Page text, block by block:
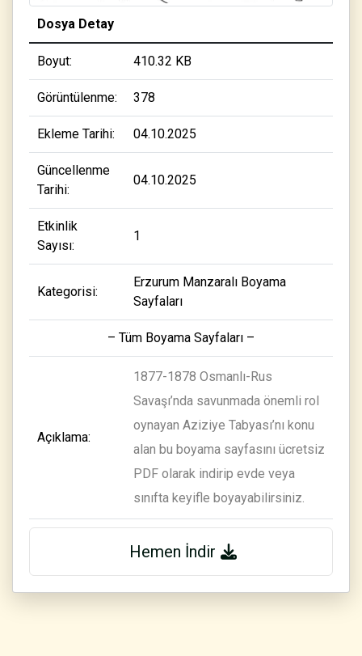
Dosya Detay
Boyut: 410.32 KB
Görüntülenme: 378
Ekleme Tarihi: 04.10.2025
Güncellenme
Tarihi:
04.10.2025
Etkinlik
Sayısı:
1
Kategorisi:
Erzurum Manzaralı Boyama
Sayfaları
– Tüm Boyama Sayfaları –
Açıklama:
1877-1878 Osmanlı-Rus
Savaşı’nda savunmada önemli rol
oynayan Aziziye Tabyası’nı konu
alan bu boyama sayfasını ücretsiz
PDF olarak indirip evde veya
sınıfta keyifle boyayabilirsiniz.
Hemen İndir